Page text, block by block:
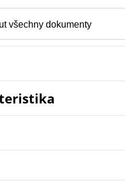
všechny dokumenty